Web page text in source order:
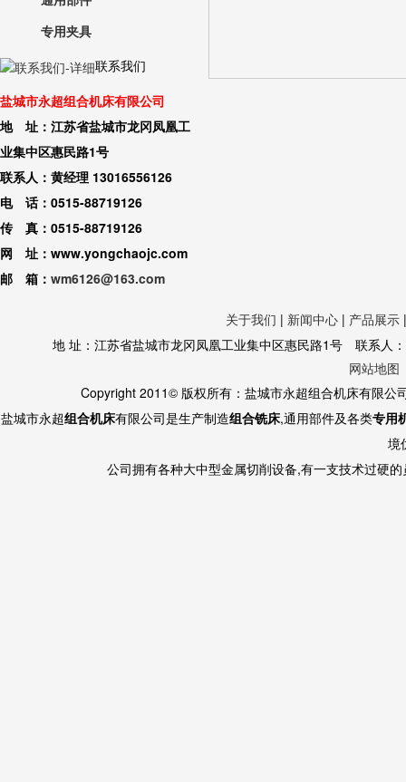
专用夹具
联系我们
盐城市永超组合机床有限公司
地 址：江苏省盐城市龙冈凤凰工
业集中区惠民路1号
联系人：黄经理 13016556126
电 话：0515-88719126
传 真：0515-88719126
网 址：www.yongchaojc.com
邮 箱： wm6126@163.com
关于我们 | 新闻中心 | 产品展示
地 址：江苏省盐城市龙冈凤凰工业集中区惠民路1号 联系
网站地图
Copyright 2011© 版权所有：盐城市永超组合机床有限
盐城市永超组合机床有限公司是生产制造组合铣床,通用部件及各类专用
境
公司拥有各种大中型金属切削设备,有一支技术过硬